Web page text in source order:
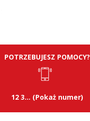
POTRZEBUJESZ POMOCY?
12 3... (Pokaż numer)